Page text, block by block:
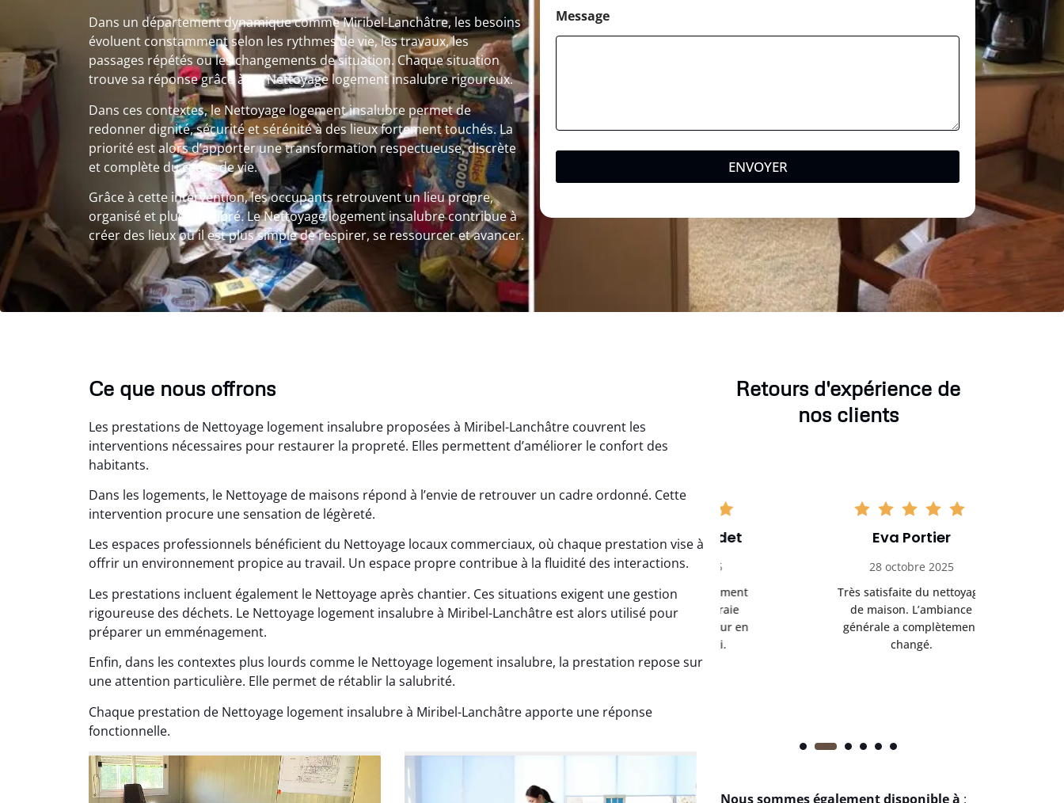
Dans un département dynamique comme Miribel-Lanchâtre, les besoins
évoluent constamment selon les rythmes de vie, les travaux, les
passages répétés ou les changements de situation. Chaque situation
trouve sa réponse grâce à un Nettoyage logement insalubre rigoureux.
Dans ces contextes, le Nettoyage logement insalubre permet de
redonner dignité, sécurité et sérénité à des lieux fortement touchés. La
priorité est alors d’apporter une transformation respectueuse, discrète
et complète du cadre de vie.
Grâce à cette intervention, les occupants retrouvent un lieu propre,
organisé et plus équilibré. Le Nettoyage logement insalubre contribue à
créer des lieux où il est plus simple de respirer, se ressourcer et avancer.
Message
ENVOYER
Ce que nous offrons
Les prestations de Nettoyage logement insalubre proposées à Miribel-Lanchâtre couvrent les
interventions nécessaires pour restaurer la propreté. Elles permettent d’améliorer le confort des
habitants.
Dans les logements, le Nettoyage de maisons répond à l’envie de retrouver un cadre ordonné. Cette
intervention procure une sensation de légèreté.
Les espaces professionnels bénéficient du Nettoyage locaux commerciaux, où chaque prestation vise à
offrir un environnement propice au travail. Un espace propre contribue à la fluidité des interactions.
Les prestations incluent également le Nettoyage après chantier. Ces situations exigent une gestion
rigoureuse des déchets. Le Nettoyage logement insalubre à Miribel-Lanchâtre est alors utilisé pour
préparer un emménagement.
Enfin, dans les contextes plus lourds comme le Nettoyage logement insalubre, la prestation repose sur
une attention particulière. Elle permet de rétablir la salubrité.
Chaque prestation de Nettoyage logement insalubre à Miribel-Lanchâtre apporte une réponse
fonctionnelle.
Retours d'expérience de
nos clients
Léana Gresset
15 décembre 2025
Nettoyage après chantier
très réussi. Tout a été remis
Noham Giraudet
16 octobre 2025
Nettoyage d’appartement
impeccable. Une vraie
Eva Portier
28 octobre 2025
Très satisfaite du nettoyage
de maison. L’ambiance
générale a complètement
Nous sommes également disponible à :